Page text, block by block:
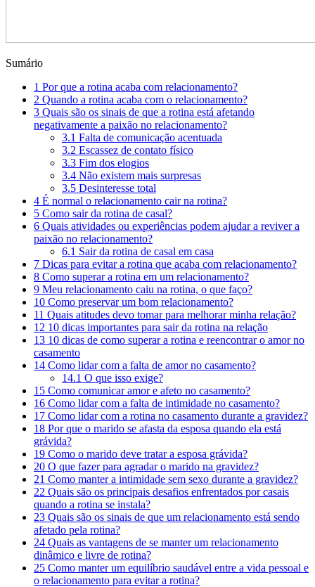
Sumário
1 Por que a rotina acaba com relacionamento?
2 Quando a rotina acaba com o relacionamento?
3 Quais são os sinais de que a rotina está afetando
negativamente a paixão no relacionamento?
3.1 Falta de comunicação acentuada
3.2 Escassez de contato físico
3.3 Fim dos elogios
3.4 Não existem mais surpresas
3.5 Desinteresse total
4 É normal o relacionamento cair na rotina?
5 Como sair da rotina de casal?
6 Quais atividades ou experiências podem ajudar a reviver a
paixão no relacionamento?
6.1 Sair da rotina de casal em casa
7 Dicas para evitar a rotina que acaba com relacionamento?
8 Como superar a rotina em um relacionamento?
9 Meu relacionamento caiu na rotina, o que faço?
10 Como preservar um bom relacionamento?
11 Quais atitudes devo tomar para melhorar minha relação?
12 10 dicas importantes para sair da rotina na relação
13 10 dicas de como superar a rotina e reencontrar o amor no
casamento
14 Como lidar com a falta de amor no casamento?
14.1 O que isso exige?
15 Como comunicar amor e afeto no casamento?
16 Como lidar com a falta de intimidade no casamento?
17 Como lidar com a rotina no casamento durante a gravidez?
18 Por que o marido se afasta da esposa quando ela está
grávida?
19 Como o marido deve tratar a esposa grávida?
20 O que fazer para agradar o marido na gravidez?
21 Como manter a intimidade sem sexo durante a gravidez?
22 Quais são os principais desafios enfrentados por casais
quando a rotina se instala?
23 Quais são os sinais de que um relacionamento está sendo
afetado pela rotina?
24 Quais as vantagens de se manter um relacionamento
dinâmico e livre de rotina?
25 Como manter um equilíbrio saudável entre a vida pessoal e
o relacionamento para evitar a rotina?